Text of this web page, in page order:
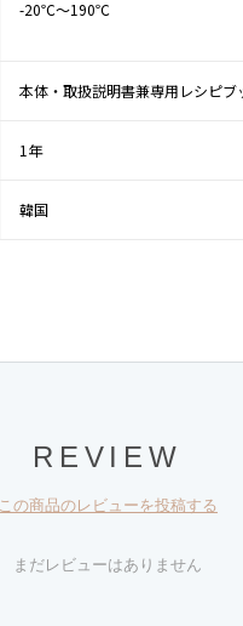
-20℃〜190℃
本体・取扱説明書兼専用レシピブ
1年
韓国
REVIEW
この商品のレビューを投稿する
まだレビューはありません